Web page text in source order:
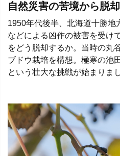
自然災害の苦境から脱
1950年代後半、北海道十勝地
などによる凶作の被害を受け
をどう脱却するか。当時の丸
ブドウ栽培を構想。極寒の池
という壮大な挑戦が始まりまし